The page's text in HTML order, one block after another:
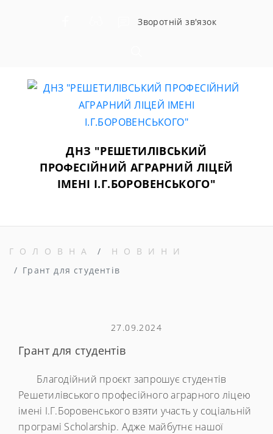
Зворотній зв'язок
ДНЗ "РЕШЕТИЛІВСЬКИЙ
ПРОФЕСІЙНИЙ АГРАРНИЙ ЛІЦЕЙ
ІМЕНІ І.Г.БОРОВЕНСЬКОГО"
ГОЛОВНА
НОВИНИ
Грант для студентів
27.09.2024
Грант для студентів
Благодійний проєкт запрошує студентів
Решетилівського професійного аграрного ліцею
імені І.Г.Боровенського взяти участь у соціальній
програмі Scholarship. Адже майбутнє нашої